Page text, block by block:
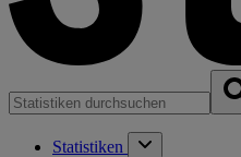
Statistiken